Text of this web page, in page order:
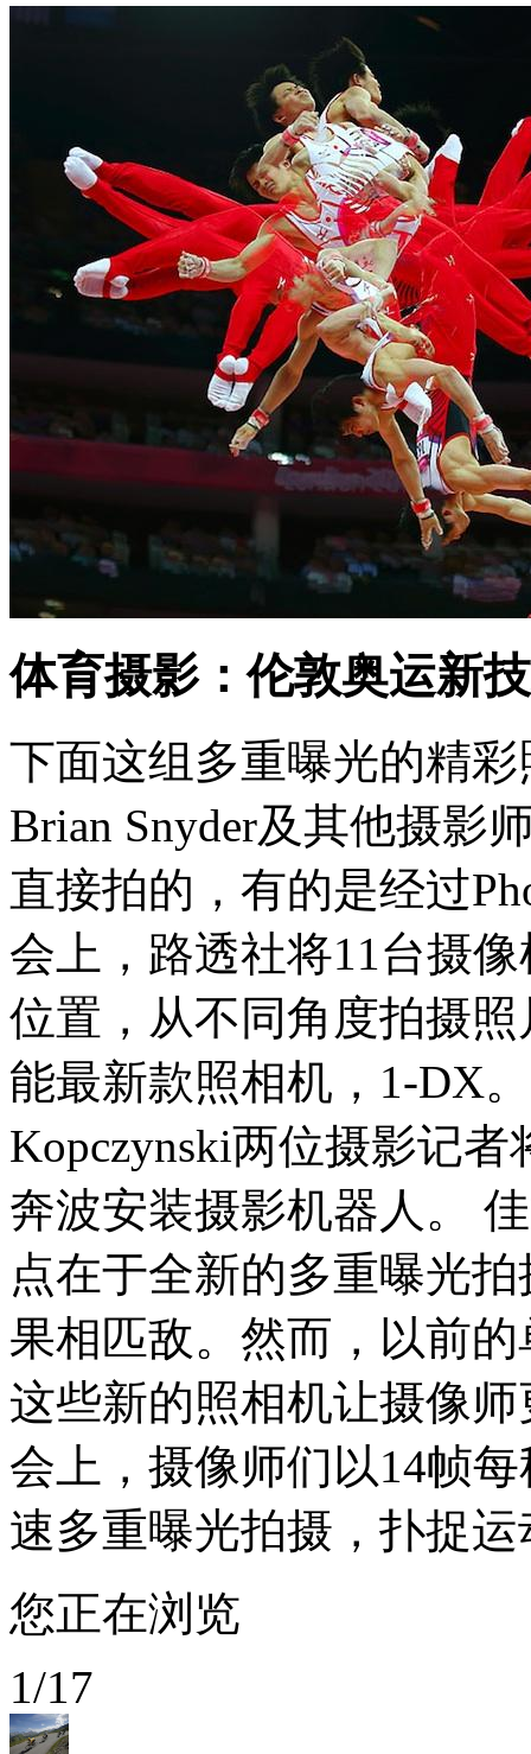
体育摄影：伦敦奥运新
下面这组多重曝光的精
Brian Snyder及其他摄影
直接拍的，有的是经过
会上，路透社将11台摄
位置，从不同角度拍摄
能最新款照相机，1-DX
Kopczynski两位摄影记
奔波安装摄影机器人。
点在于全新的多重曝光
果相匹敌。然而，以前
这些新的照相机让摄像
会上，摄像师们以14帧
速多重曝光拍摄，扑捉
您正在浏览
1/17